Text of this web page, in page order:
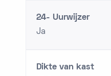
24- Uurwijzer
Ja
Dikte van kast